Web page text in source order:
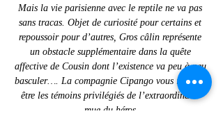
Mais la vie parisienne avec le reptile ne va pas
sans tracas. Objet de curiosité pour certains et
repoussoir pour d’autres, Gros câlin représente
un obstacle supplémentaire dans la quête
affective de Cousin dont l’existence va peu à peu
basculer…. La compagnie Cipango vous invite à
être les témoins privilégiés de l’extraordinaire
mue du héros.